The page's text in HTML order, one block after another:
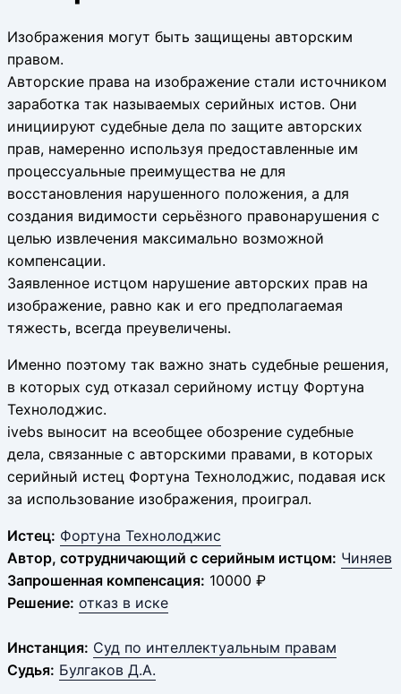
Изображения могут быть защищены авторским
правом.
Авторские права на изображение стали источником
заработка так называемых серийных истов. Они
инициируют судебные дела по защите авторских
прав, намеренно используя предоставленные им
процессуальные преимущества не для
восстановления нарушенного положения, а для
создания видимости серьёзного правонарушения с
целью извлечения максимально возможной
компенсации.
Заявленное истцом нарушение авторских прав на
изображение, равно как и его предполагаемая
тяжесть, всегда преувеличены.
Именно поэтому так важно знать судебные решения,
в которых суд отказал серийному истцу Фортуна
Технолоджис.
ivebs выносит на всеобщее обозрение судебные
дела, связанные с авторскими правами, в которых
серийный истец Фортуна Технолоджис, подавая иск
за использование изображения, проиграл.
Истец: Фортуна Технолоджис
Автор, сотрудничающий с серийным истцом: Чиняев
Запрошенная компенсация: 10000 ₽
Решение: отказ в иске
Инстанция: Суд по интеллектуальным правам
Судья: Булгаков Д.А.